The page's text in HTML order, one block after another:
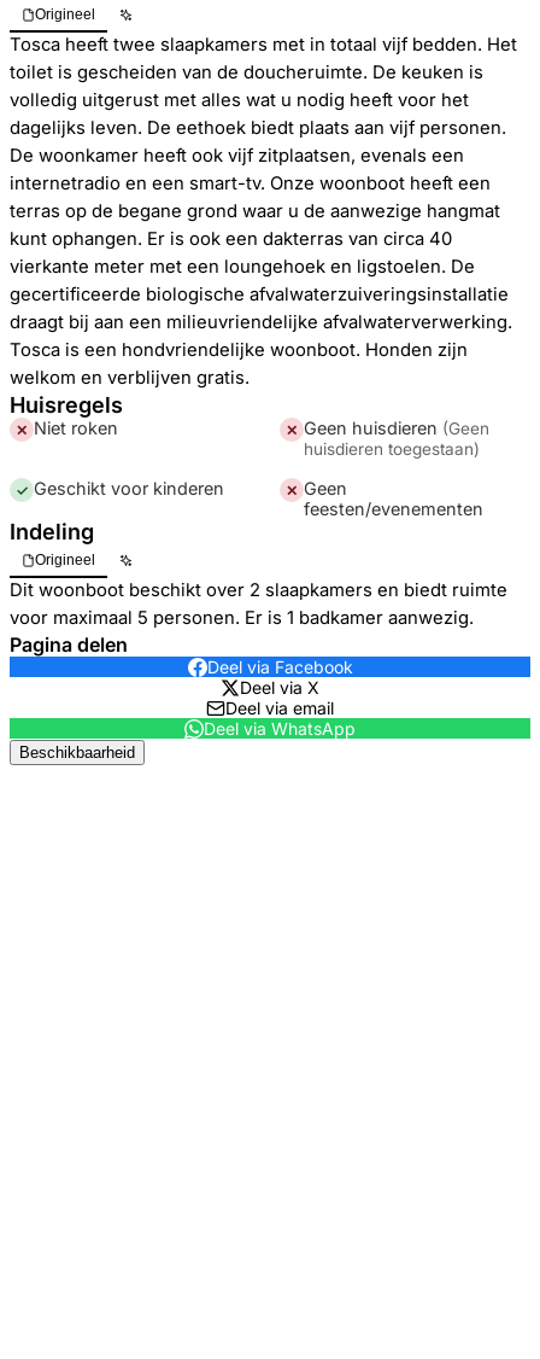
Origineel
Tosca heeft twee slaapkamers met in totaal vijf bedden. Het
toilet is gescheiden van de doucheruimte. De keuken is
volledig uitgerust met alles wat u nodig heeft voor het
dagelijks leven. De eethoek biedt plaats aan vijf personen.
De woonkamer heeft ook vijf zitplaatsen, evenals een
internetradio en een smart-tv. Onze woonboot heeft een
terras op de begane grond waar u de aanwezige hangmat
kunt ophangen. Er is ook een dakterras van circa 40
vierkante meter met een loungehoek en ligstoelen. De
gecertificeerde biologische afvalwaterzuiveringsinstallatie
draagt bij aan een milieuvriendelijke afvalwaterverwerking.
Tosca is een hondvriendelijke woonboot. Honden zijn
welkom en verblijven gratis.
Huisregels
✕ Niet roken ✕ Geen huisdieren (Geen
huisdieren toegestaan)
✓ Geschikt voor kinderen ✕ Geen
feesten/evenementen
Indeling
Origineel
Dit woonboot beschikt over 2 slaapkamers en biedt ruimte
voor maximaal 5 personen. Er is 1 badkamer aanwezig.
Pagina delen
Deel via Facebook
Deel via X
Deel via email
Deel via WhatsApp
Beschikbaarheid